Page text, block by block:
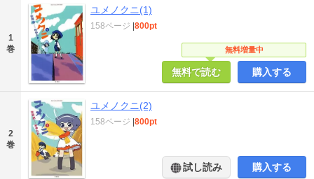
1
巻
ユメノクニ(1)
無料増量中
158ページ |800pt
無料で読む 購入する
2
巻
ユメノクニ(2)
158ページ |800pt
試し読み 購入する